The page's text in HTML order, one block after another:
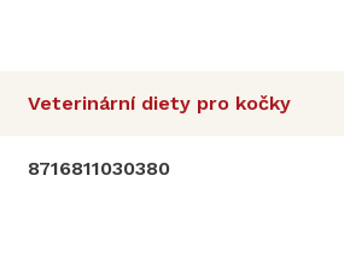
Veterinární diety pro kočky
8716811030380